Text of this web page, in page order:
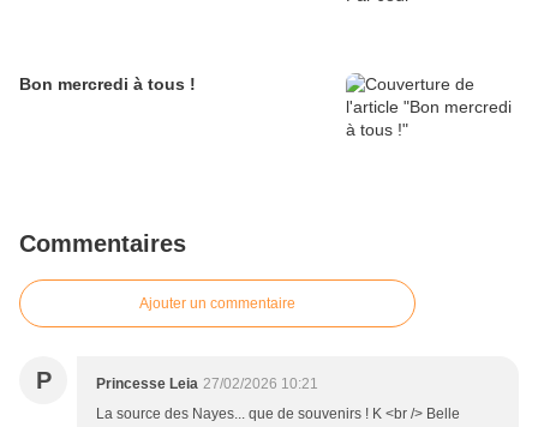
Bon mercredi à tous !
Commentaires
Ajouter un commentaire
P Princesse Leia 27/02/2026 10:21
La source des Nayes... que de souvenirs ! K <br /> Belle